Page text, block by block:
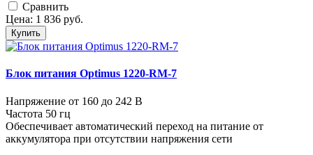
Cравнить
Цена: 1 836 руб.
Купить
Блок питания Optimus 1220-RM-7
Напряжение от 160 до 242 В
Частота 50 гц
Обеспечивает автоматический переход на питание от
аккумулятора при отсутствии напряжения сети